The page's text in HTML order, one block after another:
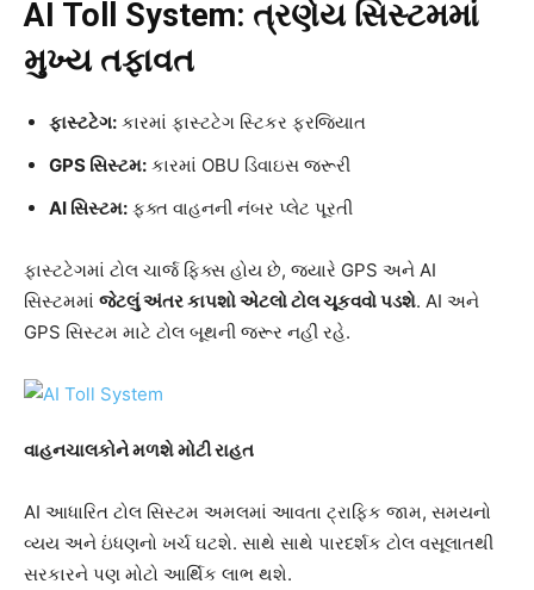
AI Toll System: ત્રણેય સિસ્ટમમાં
મુખ્ય તફાવત
ફાસ્ટટેગ: કારમાં ફાસ્ટટેગ સ્ટિકર ફરજિયાત
GPS સિસ્ટમ: કારમાં OBU ડિવાઇસ જરૂરી
AI સિસ્ટમ: ફક્ત વાહનની નંબર પ્લેટ પૂરતી
ફાસ્ટટેગમાં ટોલ ચાર્જ ફિક્સ હોય છે, જ્યારે GPS અને AI
સિસ્ટમમાં જેટલું અંતર કાપશો એટલો ટોલ ચૂકવવો પડશે. AI અને
GPS સિસ્ટમ માટે ટોલ બૂથની જરૂર નહીં રહે.
વાહનચાલકોને મળશે મોટી રાહત
AI આધારિત ટોલ સિસ્ટમ અમલમાં આવતા ટ્રાફિક જામ, સમયનો
વ્યય અને ઇંધણનો ખર્ચ ઘટશે. સાથે સાથે પારદર્શક ટોલ વસૂલાતથી
સરકારને પણ મોટો આર્થિક લાભ થશે.